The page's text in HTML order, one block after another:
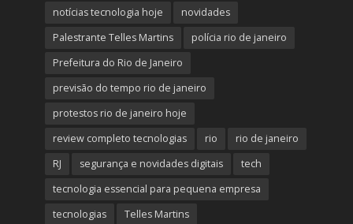
notícias tecnologia hoje
novidades
Palestrante Telles Martins
polícia rio de janeiro
Prefeitura do Rio de Janeiro
previsão do tempo rio de janeiro
protestos rio de janeiro hoje
review completo tecnologias
rio
rio de janeiro
RJ
segurança e novidades digitais
tech
tecnologia essencial para pequena empresa
tecnologias
Telles Martins